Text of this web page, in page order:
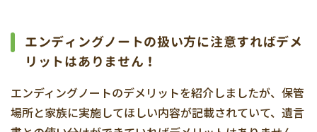
エンディングノートの扱い方に注意すればデメ
リットはありません！
エンディングノートのデメリットを紹介しましたが、保管
場所と家族に実施してほしい内容が記載されていて、遺言